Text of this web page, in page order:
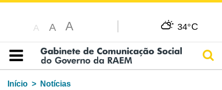
A A A 34°C
Índice
Início
Notícias